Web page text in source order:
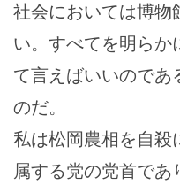
社会においては博物
い。すべてを明らか
て言えばいいのであ
のだ。
私は松岡農相を自殺
属する党の党首であ